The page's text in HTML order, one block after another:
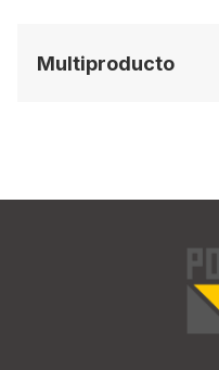
Multiproducto